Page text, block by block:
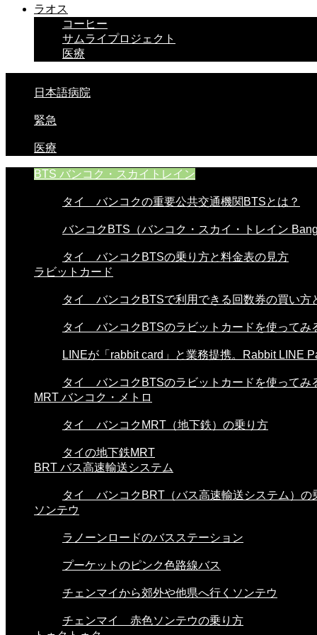
ラオス
コーヒー
サムライプロジェクト
医療
日本語病院
緊急
医療
BTS バンコク・スカイトレイン
タイ バンコクの重要公共交通機関BTSとは？
バンコクBTS（バンコク・スカイ・トレイン
タイ バンコクBTSの乗り方と料金表の見方
ラビットカード
タイ バンコクBTSで利用できる回数券の買い方
タイ バンコクBTSのラビットカードを使ってみ
LINEが「rabbit card」と業務提携。Rabbit LINE
タイ バンコクBTSのラビットカードを使ってみ
MRT バンコク・メトロ
タイ バンコクMRT（地下鉄）の乗り方
タイの地下鉄MRT
BRT バス高速輸送システム
タイ バンコクBRT（バス高速輸送システム）の
ソンテウ
ラノーンロードのバスステーション
プーケットのピンク色路線バス
チェンマイから郊外や他県へ行くソンテウ
チェンマイ 赤色ソンテウの乗り方